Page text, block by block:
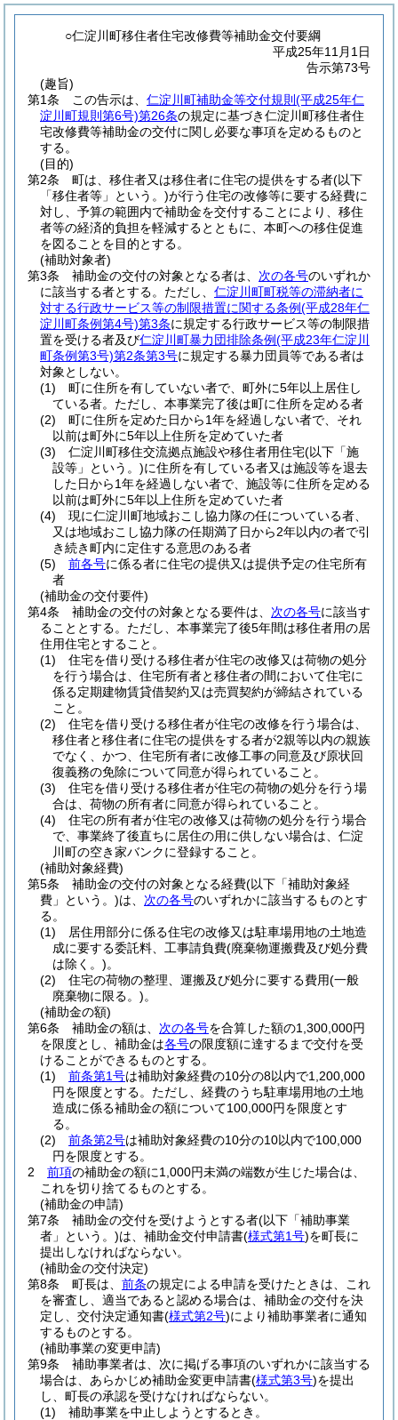
○仁淀川町移住者住宅改修費等補助金交付要綱
平成25年11月1日
告示第73号
(趣旨)
第1条
この告示は、 仁淀川町補助金等交付規則 (平成25年仁
淀川町規則第6号)第26条の規定に基づき仁淀川町移住者住
宅改修費等補助金の交付に関し必要な事項を定めるものと
する。
(目的)
第2条
町は、移住者又は移住者に住宅の提供をする者(以下
「移住者等」という。)が行う住宅の改修等に要する経費に
対し、予算の範囲内で補助金を交付することにより、移住
者等の経済的負担を軽減するとともに、本町への移住促進
を図ることを目的とする。
(補助対象者)
第3条
補助金の交付の対象となる者は、 次の各号のいずれか
に該当する者とする。 ただし、 仁淀川町町税等の滞納者に
対する行政サービス等の制限措置に関する条例(平成28年仁
淀川町条例第4号)第3条に規定する行政サービス等の制限措
置を受ける者及び仁淀川町暴力団排除条例(平成23年仁淀川
町条例第3号)第2条第3号に規定する暴力団員等である者は
対象としない。
(1)
町に住所を有していない者で、町外に5年以上居住し
ている者。ただし、本事業完了後は町に住所を定める者
(2)
町に住所を定めた日から1年を経過しない者で、それ
以前は町外に5年以上住所を定めていた者
(3)
仁淀川町移住交流拠点施設や移住者用住宅(以下「施
設等」という。)に住所を有している者又は施設等を退去
した日から1年を経過しない者で、施設等に住所を定める
以前は町外に5年以上住所を定めていた者
(4)
現に仁淀川町地域おこし協力隊の任についている者、
又は地域おこし協力隊の任期満了日から2年以内の者で引
き続き町内に定住する意思のある者
(5)
前各号に係る者に住宅の提供又は提供予定の住宅所有
者
(補助金の交付要件)
第4条
補助金の交付の対象となる要件は、 次の各号に該当す
ることとする。 ただし、本事業完了後5年間は移住者用の居
住用住宅とすること。
(1)
住宅を借り受ける移住者が住宅の改修又は荷物の処分
を行う場合は、住宅所有者と移住者の間において住宅に
係る定期建物賃貸借契約又は売買契約が締結されている
こと。
(2)
住宅を借り受ける移住者が住宅の改修を行う場合は、
移住者と移住者に住宅の提供をする者が2親等以内の親族
でなく、かつ、住宅所有者に改修工事の同意及び原状回
復義務の免除について同意が得られていること。
(3)
住宅を借り受ける移住者が住宅の荷物の処分を行う場
合は、荷物の所有者に同意が得られていること。
(4)
住宅の所有者が住宅の改修又は荷物の処分を行う場合
で、事業終了後直ちに居住の用に供しない場合は、仁淀
川町の空き家バンクに登録すること。
(補助対象経費)
第5条
補助金の交付の対象となる経費(以下「補助対象経
費」という。)は、 次の各号のいずれかに該当するものとす
る。
(1)
居住用部分に係る住宅の改修又は駐車場用地の土地造
成に要する委託料、工事請負費(廃棄物運搬費及び処分費
は除く。)。
(2)
住宅の荷物の整理、運搬及び処分に要する費用(一般
廃棄物に限る。)。
(補助金の額)
第6条
補助金の額は、 次の各号を合算した額の1,300,000円
を限度とし、補助金は各号の限度額に達するまで交付を受
けることができるものとする。
(1)
前条第1号は補助対象経費の10分の8以内で1,200,000
円を限度とする。 ただし、経費のうち駐車場用地の土地
造成に係る補助金の額について100,000円を限度とす
る。
(2)
前条第2号は補助対象経費の10分の10以内で100,000
円を限度とする。
2
前項の補助金の額に1,000円未満の端数が生じた場合は、
これを切り捨てるものとする。
(補助金の申請)
第7条
補助金の交付を受けようとする者(以下「補助事業
者」という。)は、補助金交付申請書(様式第1号)を町長に
提出しなければならない。
(補助金の交付決定)
第8条
町長は、 前条の規定による申請を受けたときは、これ
を審査し、適当であると認める場合は、補助金の交付を決
定し、交付決定通知書(様式第2号)により補助事業者に通知
するものとする。
(補助事業の変更申請)
第9条
補助事業者は、次に掲げる事項のいずれかに該当する
場合は、あらかじめ補助金変更申請書(様式第3号)を提出
し、町長の承認を受けなければならない。
(1)
補助事業を中止しようとするとき。